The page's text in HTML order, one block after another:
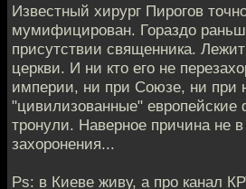
Известный хирург Пирогов
мумифицирован. Гораздо
присутствии священника.
церкви. И ни кто его не
империи, ни при Союзе, ни при
"цивилизованные"
тронули. Наверное причина не
захоронения...
Ps: в Киеве живу, а про канал